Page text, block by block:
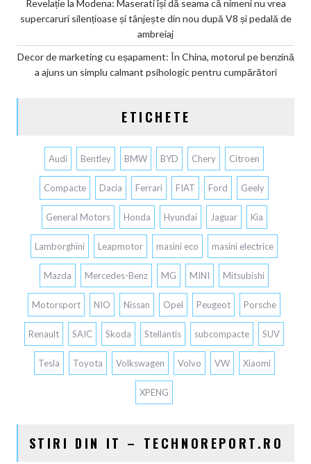
Revelație la Modena: Maserati își dă seama că nimeni nu vrea
supercaruri silențioase și tânjește din nou după V8 și pedală de
ambreiaj
Decor de marketing cu eșapament: În China, motorul pe benzină
a ajuns un simplu calmant psihologic pentru cumpărători
ETICHETE
Audi Bentley BMW BYD Chery Citroen
Compacte Dacia Ferrari FIAT Ford Geely
General Motors Honda Hyundai Jaguar Kia
Lamborghini Leapmotor masini eco masini electrice
Mazda Mercedes-Benz MG MINI Mitsubishi
Motorsport NIO Nissan Opel Peugeot Porsche
Renault SAIC Skoda Stellantis subcompacte SUV
Tesla Toyota Volkswagen Volvo VW Xiaomi
XPENG
STIRI DIN IT – TECHNOREPORT.RO